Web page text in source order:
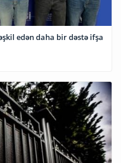
edən daha bir dəstə ifşa